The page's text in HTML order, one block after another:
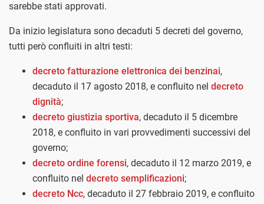
sarebbe stati approvati.
Da inizio legislatura sono decaduti 5 decreti del governo,
tutti però confluiti in altri testi:
decreto fatturazione elettronica dei benzinai,
decaduto il 17 agosto 2018, e confluito nel decreto
dignità;
decreto giustizia sportiva, decaduto il 5 dicembre
2018, e confluito in vari provvedimenti successivi del
governo;
decreto ordine forensi, decaduto il 12 marzo 2019, e
confluito nel decreto semplificazioni;
decreto Ncc, decaduto il 27 febbraio 2019, e confluito